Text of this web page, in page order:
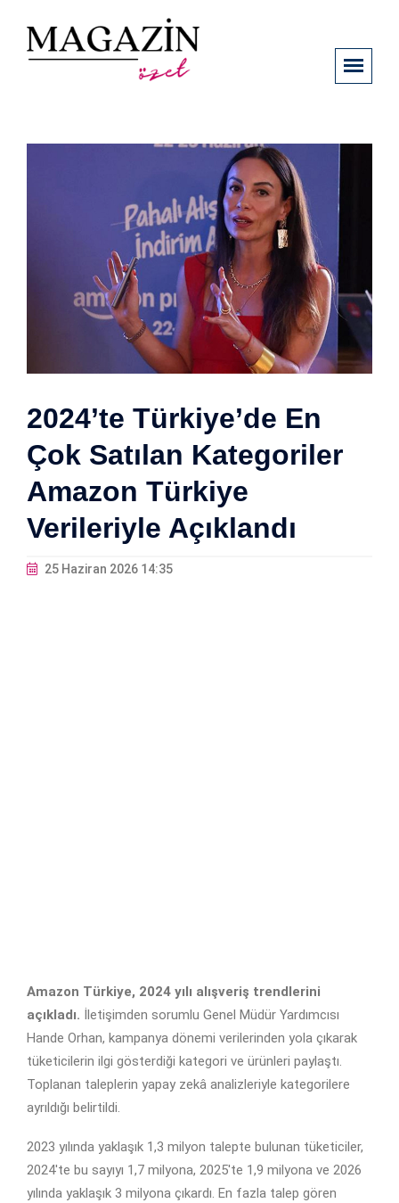
2024’te Türkiye’de En
Çok Satılan Kategoriler
Amazon Türkiye
Verileriyle Açıklandı
25 Haziran 2026 14:35
Amazon Türkiye, 2024 yılı alışveriş trendlerini
açıkladı. İletişimden sorumlu Genel Müdür Yardımcısı
Hande Orhan, kampanya dönemi verilerinden yola çıkarak
tüketicilerin ilgi gösterdiği kategori ve ürünleri paylaştı.
Toplanan taleplerin yapay zekâ analizleriyle kategorilere
ayrıldığı belirtildi.
2023 yılında yaklaşık 1,3 milyon talepte bulunan tüketiciler,
2024'te bu sayıyı 1,7 milyona, 2025'te 1,9 milyona ve 2026
yılında yaklaşık 3 milyona çıkardı. En fazla talep gören